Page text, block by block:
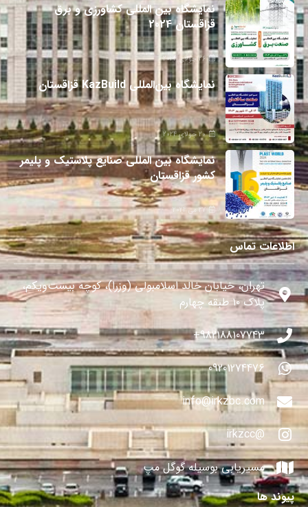
نمایشگاه بین المللی کشاورزی و برق
قزاقستان 2024
26 جولای 2024
نمایشگاه بین‌المللی KazBuild قزاقستان
20 جولای 2024
نمایشگاه بین المللی صنایع پلاستیک و پلیمر
کشور قزاقستان
27 می 2024
اطلاعات تماس
تهران، خیابان خالد اسلامبولی (وزرا)، کوچه بیست‌ویکم،
پلاک ۱۰ طبقه چهارم
982188107743+
09201274476
info@irkzbc.com
@irkzcc
مسیریابی بوسیله گوگل مپ
پیوند ها